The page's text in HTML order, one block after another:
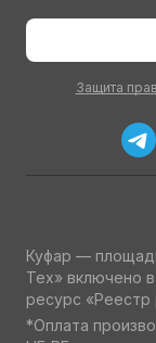
Защита
Куфар —
Тех» включено
ресурс «Реестр
*Оплата